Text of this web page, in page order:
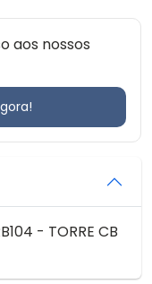
aos nossos
- TORRE CB